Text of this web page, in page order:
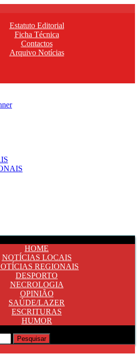
Estatuto Editorial
Ficha Técnica
Contactos
Arquivo Notícias
HOME
NOTÍCIAS LOCAIS
REGIONAIS
DESPORTO
NECROLOGIA
OPINIÃO
SAÚDE/LAZER
ESCRITURAS
HUMOR